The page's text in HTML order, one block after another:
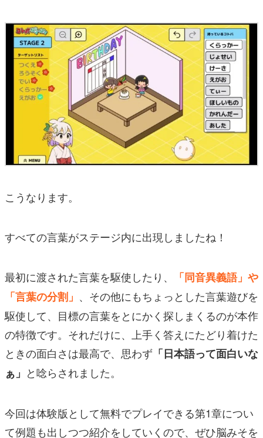
こうなります。
すべての言葉がステージ内に出現しましたね！
最初に渡された言葉を駆使したり、
「同音異義語」や
「言葉の分割」 、その他にもちょっとした言葉遊びを
駆使して、目標の言葉をとにかく探しまくるのが本作
の特徴です。それだけに、上手く答えにたどり着けた
ときの面白さは最高で、思わず 「日本語って面白いな
ぁ」 と唸らされました。
今回は体験版として無料でプレイできる第1章につい
て例題も出しつつ紹介をしていくので、ぜひ脳みそを